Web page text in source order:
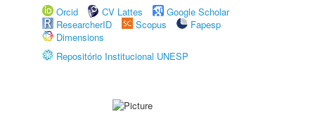
Orcid
CV Lattes
Google Scholar
ResearcherID
Scopus
Fapesp
Dimensions
Repositório Institucional UNESP